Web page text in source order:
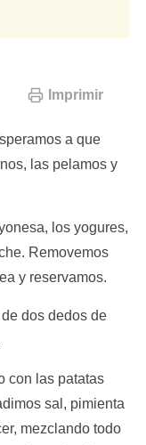
Imprimir
a que
las pelamos y
los yogures,
Removemos
y reservamos.
dos dedos de
con las patatas
sal, pimienta
mezclando todo